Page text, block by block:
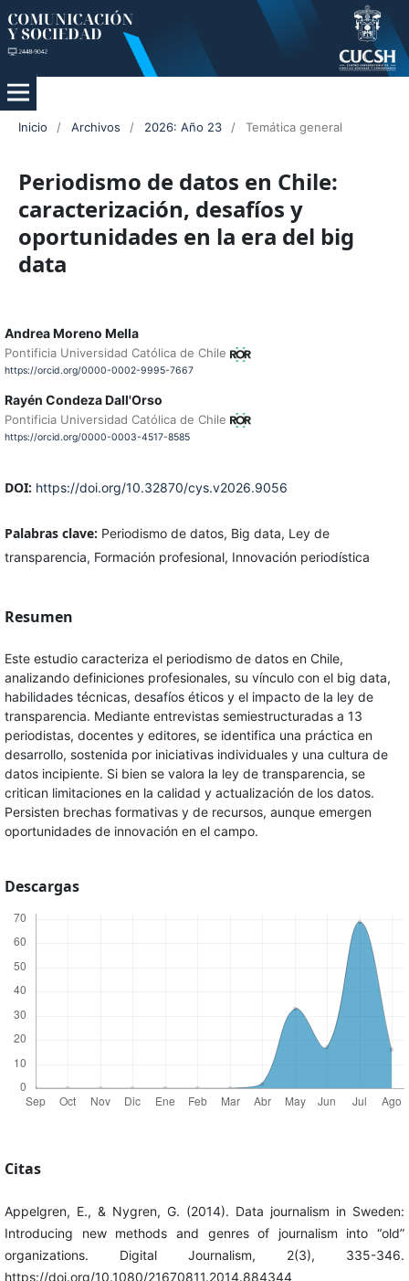
Inicio / Archivos / 2026: Año 23 / Temática general
Periodismo de datos en Chile:
caracterización, desafíos y
oportunidades en la era del big
data
Andrea Moreno Mella
Pontificia Universidad Católica de Chile
https://orcid.org/0000-0002-9995-7667
Rayén Condeza Dall'Orso
Pontificia Universidad Católica de Chile
https://orcid.org/0000-0003-4517-8585
DOI: https://doi.org/10.32870/cys.v2026.9056
Palabras clave: Periodismo de datos, Big data, Ley de
transparencia, Formación profesional, Innovación periodística
Resumen
Este estudio caracteriza el periodismo de datos en Chile,
analizando definiciones profesionales, su vínculo con el big data,
habilidades técnicas, desafíos éticos y el impacto de la ley de
transparencia. Mediante entrevistas semiestructuradas a 13
periodistas, docentes y editores, se identifica una práctica en
desarrollo, sostenida por iniciativas individuales y una cultura de
datos incipiente. Si bien se valora la ley de transparencia, se
critican limitaciones en la calidad y actualización de los datos.
Persisten brechas formativas y de recursos, aunque emergen
oportunidades de innovación en el campo.
Descargas
Citas
Appelgren, E., & Nygren, G. (2014). Data journalism in Sweden:
Introducing new methods and genres of journalism into “old”
organizations. Digital Journalism, 2(3), 335-346.
https://doi.org/10.1080/21670811.2014.884344